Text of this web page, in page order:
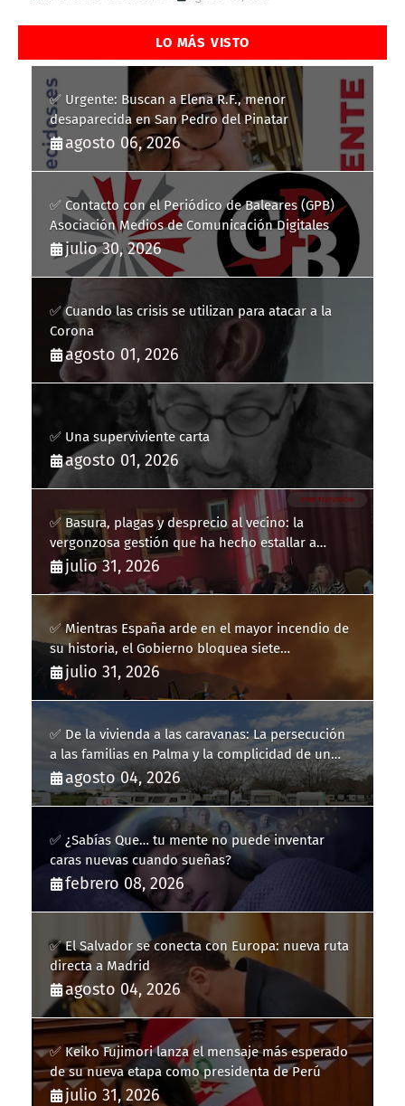
LO MÁS VISTO
✅ Urgente: Buscan a Elena R.F., menor
desaparecida en San Pedro del Pinatar
agosto 06, 2026
✅ Contacto con el Periódico de Baleares (GPB)
Asociación Medios de Comunicación Digitales
julio 30, 2026
✅ Cuando las crisis se utilizan para atacar a la
Corona
agosto 01, 2026
✅ Una superviviente carta
agosto 01, 2026
✅ Basura, plagas y desprecio al vecino: la
vergonzosa gestión que ha hecho estallar a
Llucmajor
julio 31, 2026
✅ Mientras España arde en el mayor incendio de
su historia, el Gobierno bloquea siete
hidroaviones por "ahorrarse" dinero
julio 31, 2026
✅ De la vivienda a las caravanas: La persecución
a las familias en Palma y la complicidad de un
fracaso heredado
agosto 04, 2026
✅ ¿Sabías Que… tu mente no puede inventar
caras nuevas cuando sueñas?
febrero 08, 2026
✅ El Salvador se conecta con Europa: nueva ruta
directa a Madrid
agosto 04, 2026
✅ Keiko Fujimori lanza el mensaje más esperado
de su nueva etapa como presidenta de Perú
julio 31, 2026